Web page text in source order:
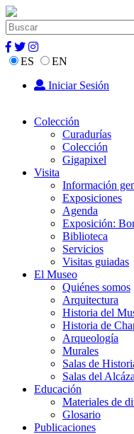
ES
EN
Iniciar Sesión
Colección
Curadurías
Colección
Gigapixel
Visita
Información
Exposiciones
Agenda
Exposición:
Biblioteca
Servicios
Visitas guiadas
El Museo
Quiénes somos
Arquitectura
Historia del
Historia de
Arqueología
Murales
Salas de
Salas del
Educación
Materiales de
Glosario
Publicaciones